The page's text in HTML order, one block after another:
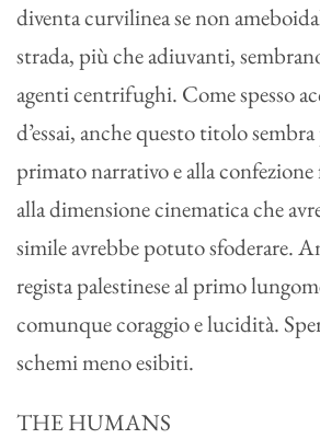
diventa curvilinea se non
strada, più che adiuvanti,
agenti centrifughi. Come spesso
d’essai, anche questo titolo
primato narrativo e alla confezione
alla dimensione cinematica che
simile avrebbe potuto sfoderare.
regista palestinese al primo
comunque coraggio e lucidità.
schemi meno esibiti.
THE HUMANS